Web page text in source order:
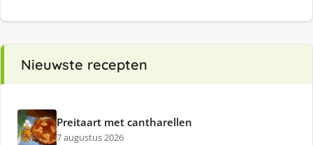
Nieuwste recepten
Preitaart met cantharellen
7 augustus 2026